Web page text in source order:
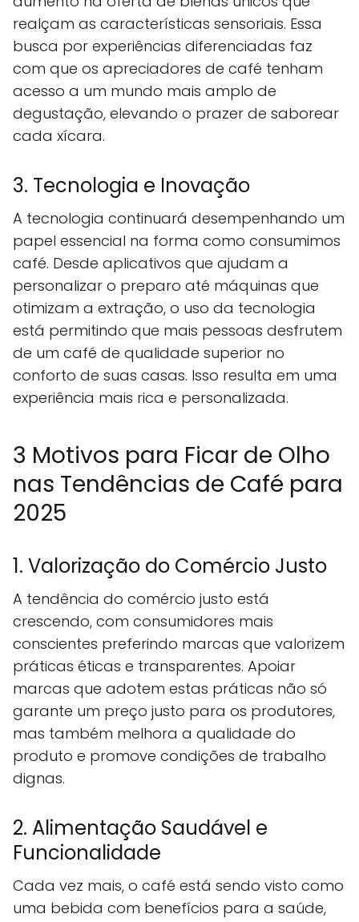
realçam as características sensoriais. Essa
busca por experiências diferenciadas faz
com que os apreciadores de café tenham
acesso a um mundo mais amplo de
degustação, elevando o prazer de saborear
cada xícara.
3. Tecnologia e Inovação
A tecnologia continuará desempenhando um
papel essencial na forma como consumimos
café. Desde aplicativos que ajudam a
personalizar o preparo até máquinas que
otimizam a extração, o uso da tecnologia
está permitindo que mais pessoas desfrutem
de um café de qualidade superior no
conforto de suas casas. Isso resulta em uma
experiência mais rica e personalizada.
3 Motivos para Ficar de Olho
nas Tendências de Café para
2025
1. Valorização do Comércio Justo
A tendência do comércio justo está
crescendo, com consumidores mais
conscientes preferindo marcas que valorizem
práticas éticas e transparentes. Apoiar
marcas que adotem estas práticas não só
garante um preço justo para os produtores,
mas também melhora a qualidade do
produto e promove condições de trabalho
dignas.
2. Alimentação Saudável e
Funcionalidade
Cada vez mais, o café está sendo visto como
uma bebida com benefícios para a saúde,